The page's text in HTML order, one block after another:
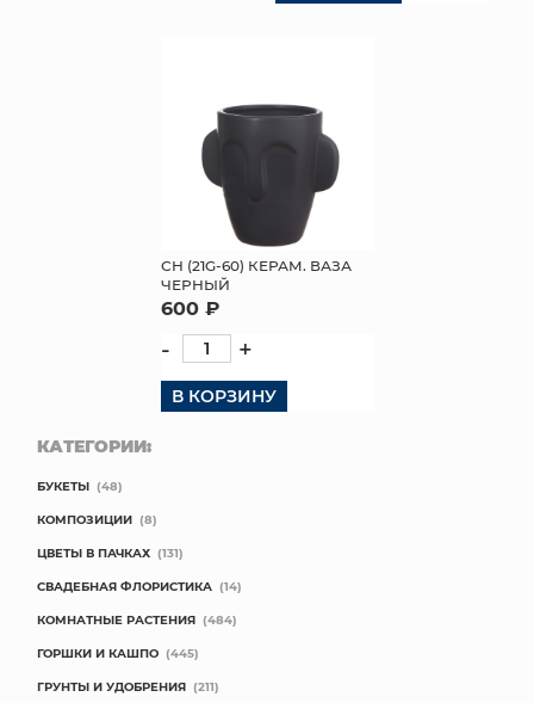
СН (21G-60) КЕРАМ. ВАЗА
ЧЕРНЫЙ
600 ₽
- +
В КОРЗИНУ
КАТЕГОРИИ:
БУКЕТЫ (48)
КОМПОЗИЦИИ (8)
ЦВЕТЫ В ПАЧКАХ (131)
СВАДЕБНАЯ ФЛОРИСТИКА (14)
КОМНАТНЫЕ РАСТЕНИЯ (484)
ГОРШКИ И КАШПО (445)
ГРУНТЫ И УДОБРЕНИЯ (211)